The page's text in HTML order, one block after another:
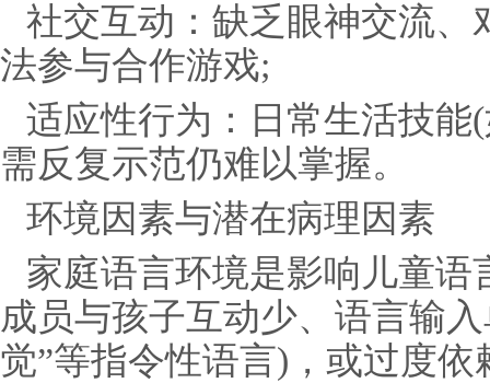
社交互动：缺乏眼神交流
法参与合作游戏;
适应性行为：日常生活技能
需反复示范仍难以掌握。
环境因素与潜在病理因素
家庭语言环境是影响儿童
成员与孩子互动少、语言输
觉”等指令性语言)，或过度